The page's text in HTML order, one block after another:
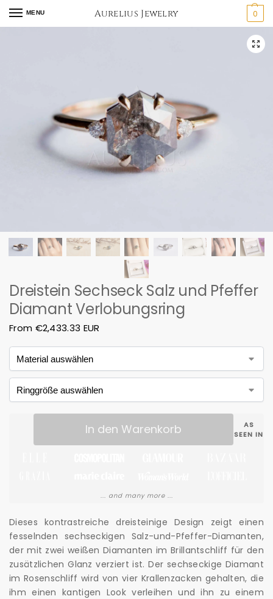
MENU Aurelius Jewelry 0
Dreistein Sechseck Salz und Pfeffer
Diamant Verlobungsring
From €2,433.33 EUR
Dieses kontrastreiche dreisteinige Design zeigt einen
fesselnden sechseckigen Salz-und-Pfeffer-Diamanten,
der mit zwei weißen Diamanten im Brillantschliff für den
zusätzlichen Glanz verziert ist. Der sechseckige Diamant
im Rosenschliff wird von vier Krallenzacken gehalten, die
ihm einen kantigen Look verleihen und ihn zu einem
In den Warenkorb
AS
SEEN IN
... and many more ...